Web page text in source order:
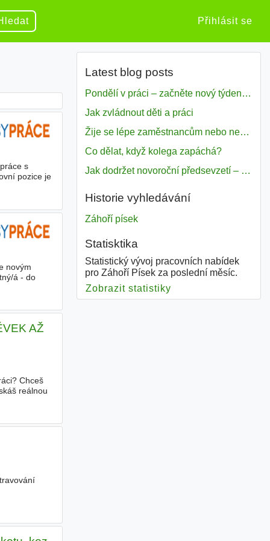
Přihlásit se
s
pozice je
novým
á - do
AŽ
Chceš
reálnou
Latest blog posts
Pondělí v práci – začněte nový týden s motivací
Jak zvládnout děti a práci
Žije se lépe zaměstnancům nebo nezavislým pracovníkům
Co dělat, když kolega zapáchá?
Jak dodržet novoroční předsevzetí – naše tipy pro dobrý začátek roku 2018
Historie vyhledávání
Záhoří písek
Statisktika
Statistický vývoj pracovních nabídek
pro Záhoří Písek za poslední měsíc.
Zobrazit statistiky